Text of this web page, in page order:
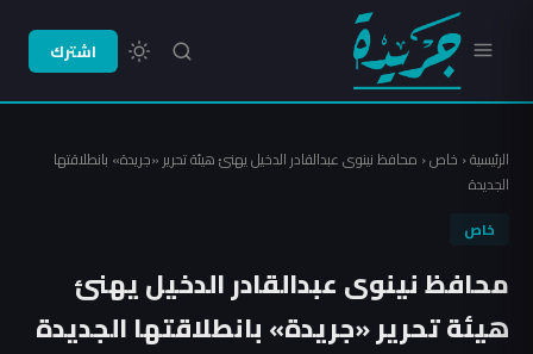
اشترك
الرئيسية‹ خاص‹ محافظ نينوى عبدالقادر الدخيل يهنئ هيئة تحرير «جريدة» بانطلاقتها
الجديدة
خاص
محافظ نينوى عبدالقادر الدخيل يهنئ
هيئة تحرير «جريدة» بانطلاقتها الجديدة